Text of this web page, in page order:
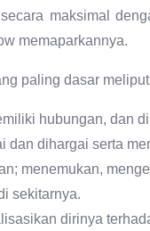
maksimal
memaparkannya.
paling dasar
hubungan, dan
dan dihargai serta
menemukan,
sekitarnya.
dirinya